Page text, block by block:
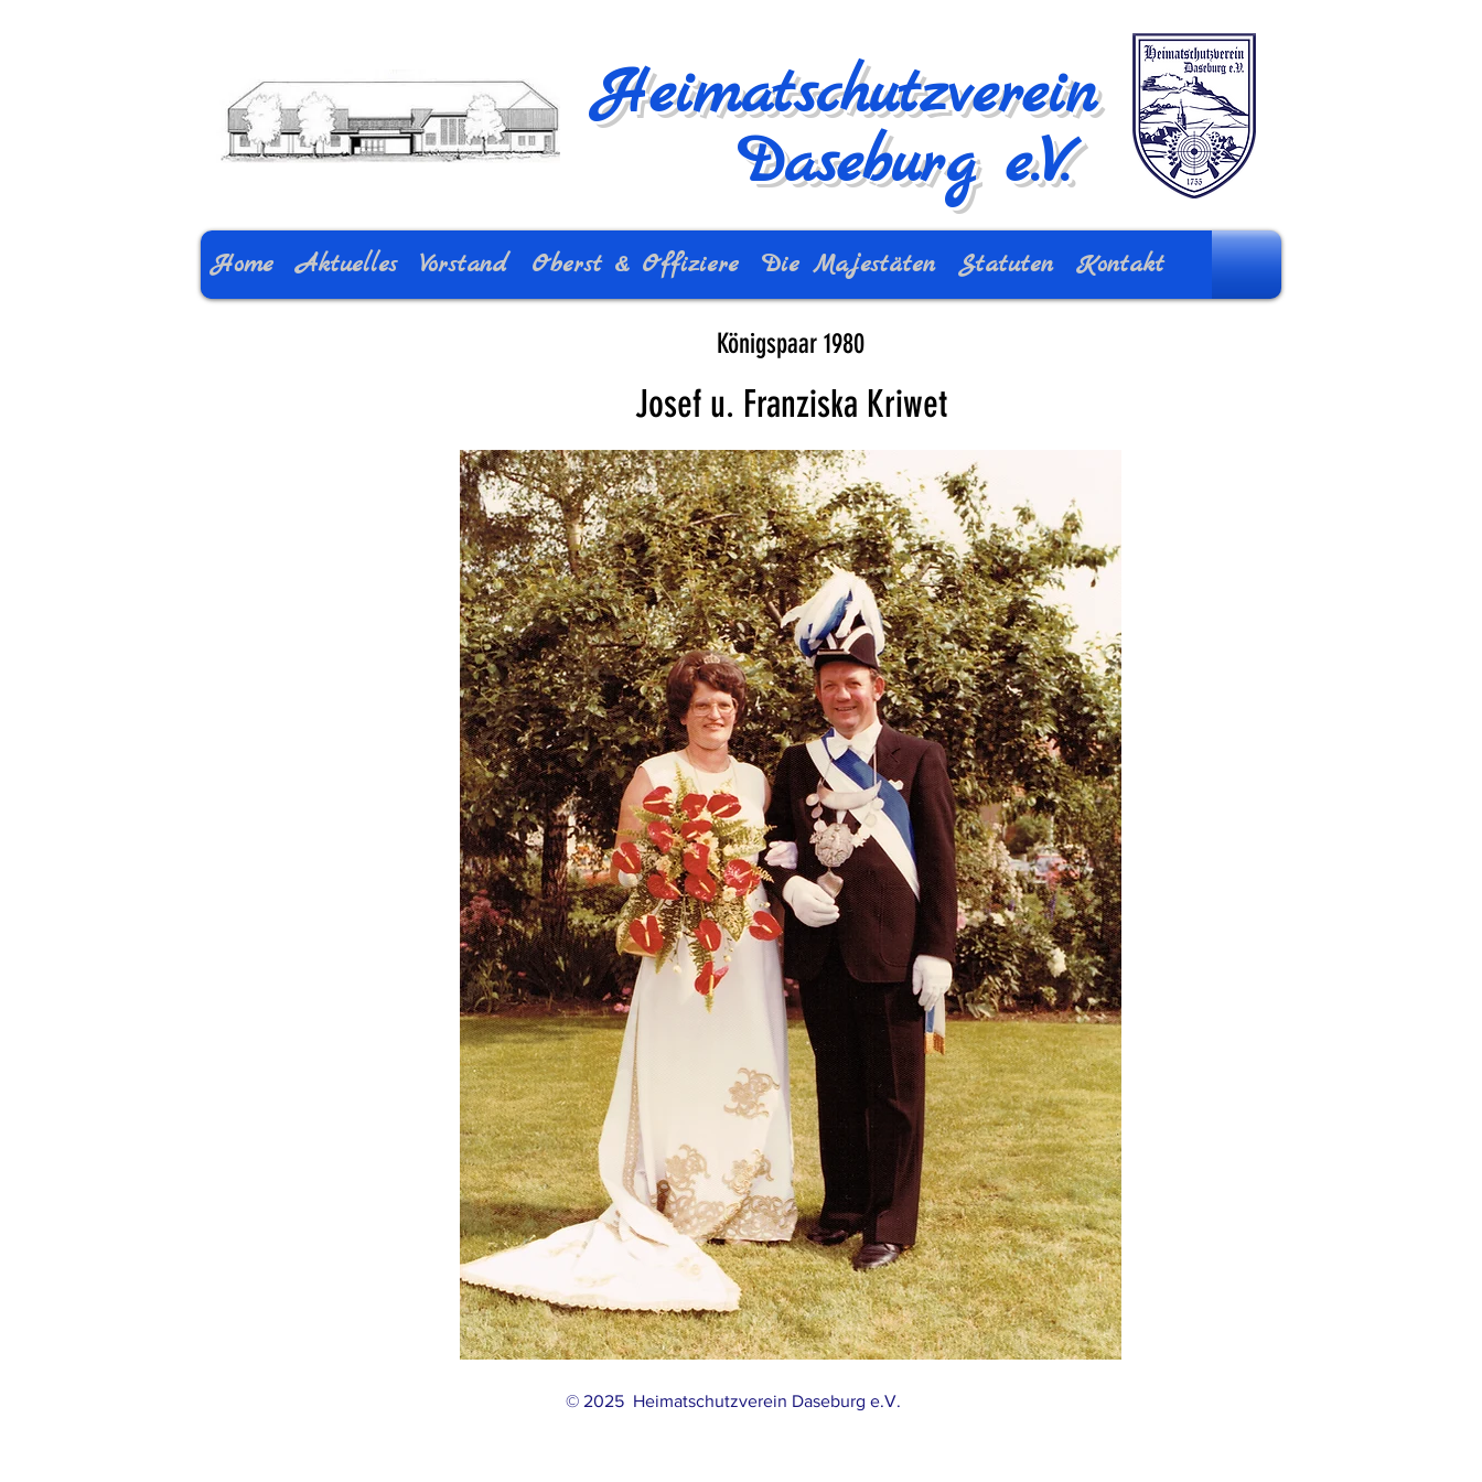
Heimatschutzverein
Home Aktuelles Vorstand Oberst & Offiziere Die Majestäten Statuten Kontakt
Daseburg e.V.
Königspaar 1980
Josef u. Franziska Kriwet
© 2025 Heimatschutzverein Daseburg e.V.